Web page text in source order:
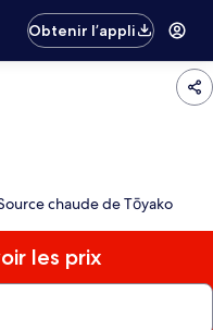
Obtenir l’appli
chaude de Tōyako
les prix